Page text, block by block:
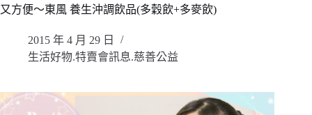
又方便～東風 養生沖調飲品(多穀飲+多麥飲)
2015 年 4 月 29 日
生活好物.特賣會訊息.慈善公益